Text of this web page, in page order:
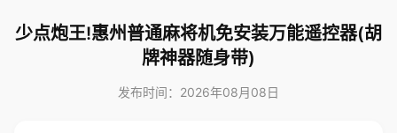
少点炮王!惠州普通麻将机免安装万能遥控器(胡
牌神器随身带)
发布时间：2026年08月08日